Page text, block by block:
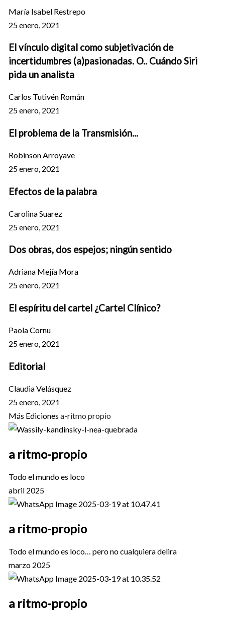
María Isabel Restrepo
25 enero, 2021
El vínculo digital como subjetivación de
incertidumbres (a)pasionadas. O.. Cuándo Siri
pida un analista
Carlos Tutivén Román
25 enero, 2021
El problema de la Transmisión...
Robinson Arroyave
25 enero, 2021
Efectos de la palabra
Carolina Suarez
25 enero, 2021
Dos obras, dos espejos; ningún sentido
Adriana Mejía Mora
25 enero, 2021
El espíritu del cartel ¿Cartel Clínico?
Paola Cornu
25 enero, 2021
Editorial
Claudia Velásquez
25 enero, 2021
Más Ediciones a-ritmo propio
a ritmo-propio
Todo el mundo es loco
abril 2025
a ritmo-propio
Todo el mundo es loco… pero no cualquiera delira
marzo 2025
a ritmo-propio